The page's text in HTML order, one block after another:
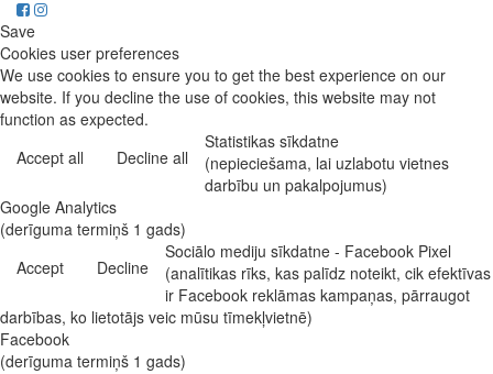
Save
Cookies user preferences
We use cookies to ensure you to get the best experience on our
website. If you decline the use of cookies, this website may not
function as expected.
Accept all
Decline all
Statistikas sīkdatne
(nepieciešama, lai uzlabotu vietnes
darbību un pakalpojumus)
Google Analytics
(derīguma termiņš 1 gads)
Accept
Decline
Sociālo mediju sīkdatne - Facebook Pixel
(analītikas rīks, kas palīdz noteikt, cik efektīvas
ir Facebook reklāmas kampaņas, pārraugot
darbības, ko lietotājs veic mūsu tīmekļvietnē)
Facebook
(derīguma termiņš 1 gads)